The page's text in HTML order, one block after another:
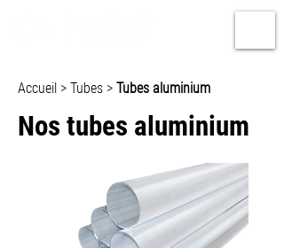
Accueil > Tubes > Tubes aluminium
Nos tubes aluminium